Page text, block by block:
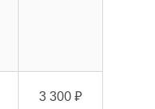
3 300 ₽